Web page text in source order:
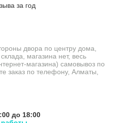
за год
двора по центру дома,
магазина нет, весь
магазина) самовывоз по
заказ по телефону, Алматы,
до 18:00